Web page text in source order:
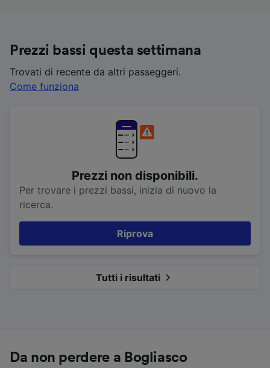
Prezzi bassi questa settimana
Trovati di recente da altri passeggeri.
Come funziona
Prezzi non disponibili.
Per trovare i prezzi bassi, inizia di nuovo la
ricerca.
Riprova
Tutti i risultati
Da non perdere a Bogliasco